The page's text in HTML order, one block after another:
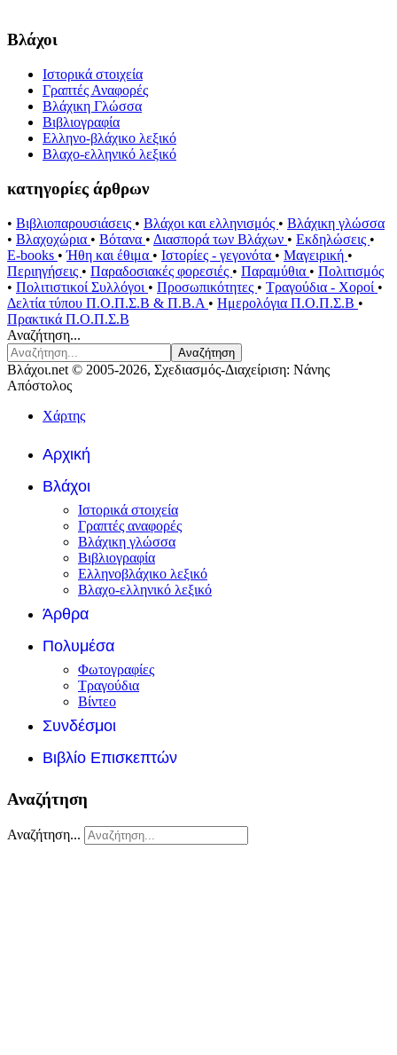
Βλάχοι
Ιστορικά στοιχεία
Γραπτές Αναφορές
Βλάχικη Γλώσσα
Βιβλιογραφία
Ελληνο-βλάχικο λεξικό
Βλαχο-ελληνικό λεξικό
κατηγορίες άρθρων
• Βιβλιοπαρουσιάσεις • Βλάχοι και ελληνισμός • Βλάχικη γλώσσα
• Βλαχοχώρια • Βότανα • Διασπορά των Βλάχων • Εκδηλώσεις •
E-books •Ήθη και έθιμα • Ιστορίες - γεγονότα • Μαγειρική •
Περιηγήσεις • Παραδοσιακές φορεσιές • Παραμύθια • Πολιτισμός
• Πολιτιστικοί Συλλόγοι • Προσωπικότητες • Τραγούδια - Χοροί •
Δελτία τύπου Π.Ο.Π.Σ.Β & Π.Β.Α • Ημερολόγια Π.Ο.Π.Σ.Β •
Πρακτικά Π.Ο.Π.Σ.Β
Αναζήτηση...
Αναζήτηση
Βλάχοι.net © 2005-2026, Σχεδιασμός-Διαχείριση: Νάνης
Απόστολος
Χάρτης
Αρχική
Βλάχοι
Ιστορικά στοιχεία
Γραπτές αναφορές
Βλάχικη γλώσσα
Βιβλιογραφία
Ελληνοβλάχικο λεξικό
Βλαχο-ελληνικό λεξικό
Άρθρα
Πολυμέσα
Φωτογραφίες
Τραγούδια
Βίντεο
Συνδέσμοι
Βιβλίο Επισκεπτών
Αναζήτηση
Αναζήτηση...